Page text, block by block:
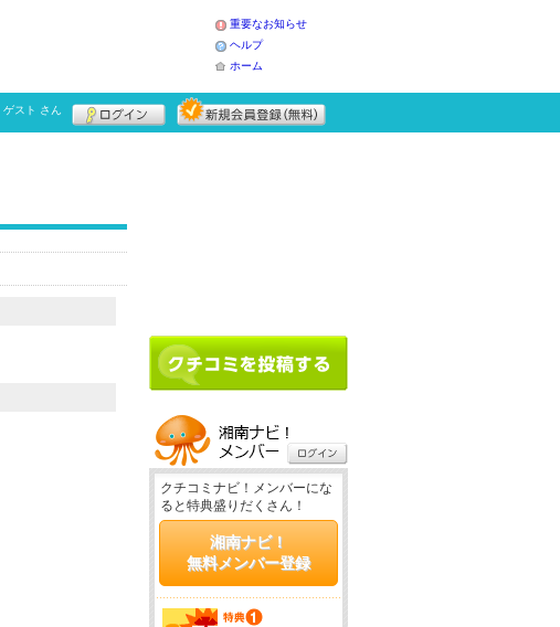
重要なお知らせ
ヘルプ
ホーム
ゲスト さん
クチコミナビ！メンバーにな
ると特典盛りだくさん！
湘南ナビ！
無料メンバー登録